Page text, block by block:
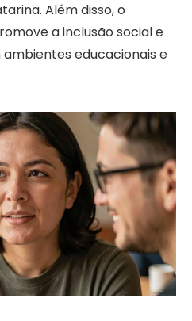
Além disso, o
a inclusão social e
educacionais e